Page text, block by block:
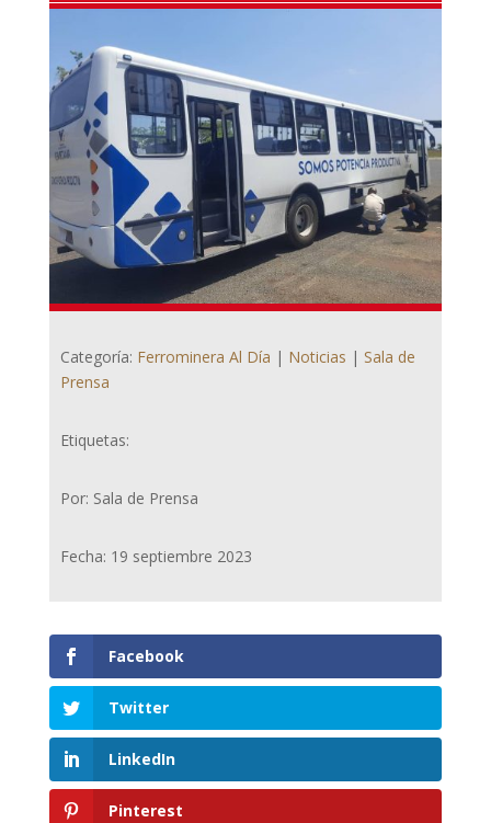
Categoría: Ferrominera Al Día | Noticias | Sala de
Prensa
Etiquetas:
Por: Sala de Prensa
Fecha: 19 septiembre 2023
Facebook
Twitter
LinkedIn
Pinterest